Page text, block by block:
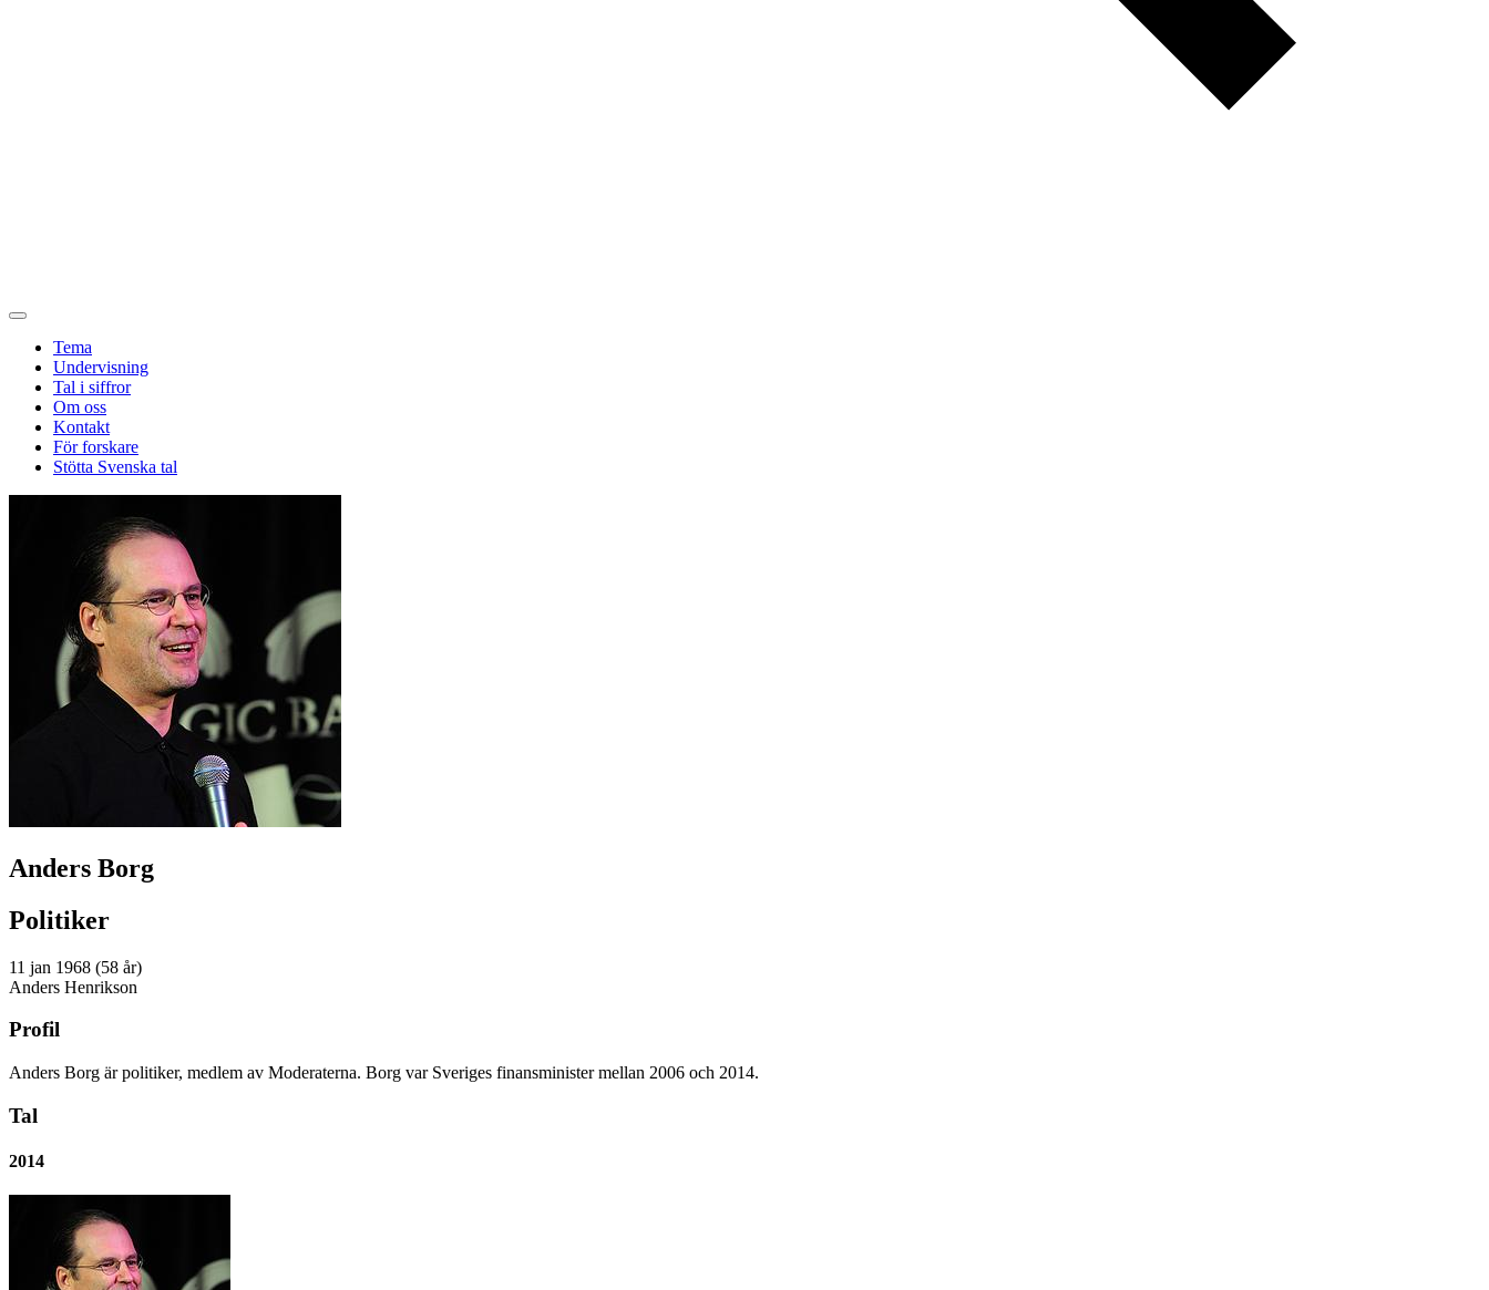
Tema
Undervisning
Tal i siffror
Om oss
Kontakt
För forskare
Stötta Svenska tal
Anders Borg
Politiker
11 jan 1968 (58 år)
Anders Henrikson
Profil
Anders Borg är politiker, medlem av Moderaterna. Borg var Sveriges finansminister mellan 2006 och 2014.
Tal
2014